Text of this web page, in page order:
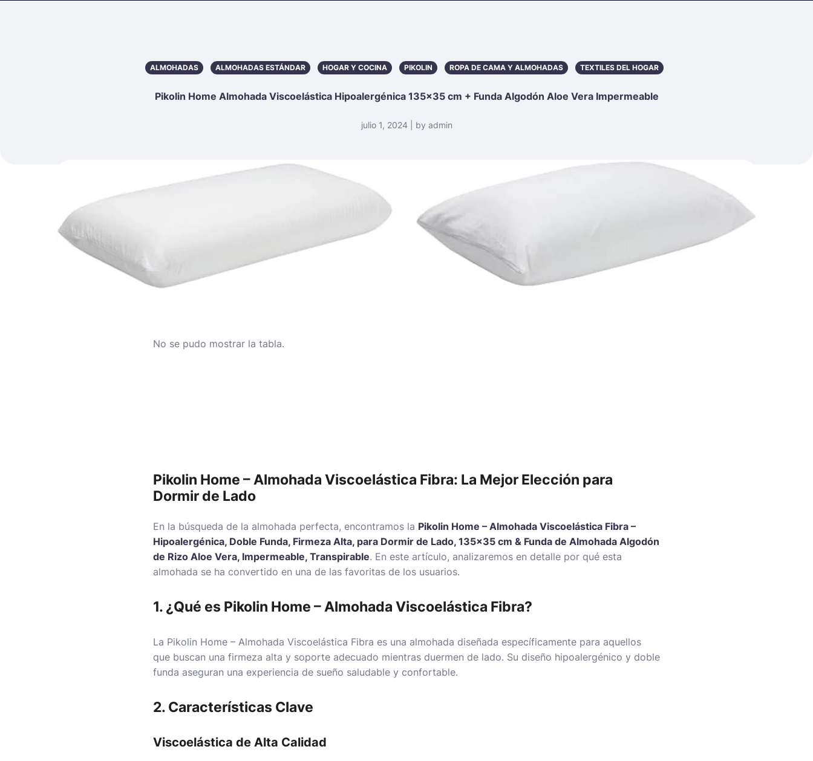
ALMOHADAS ALMOHADAS ESTÁNDAR HOGAR Y COCINA PIKOLIN ROPA DE CAMA Y ALMOHADAS TEXTILES DEL HOGAR
Pikolin Home Almohada Viscoelástica Hipoalergénica 135×35 cm + Funda Algodón Aloe Vera Impermeable
julio 1, 2024 | by admin
No se pudo mostrar la tabla.
Pikolin Home – Almohada Viscoelástica Fibra: La Mejor Elección para
Dormir de Lado
En la búsqueda de la almohada perfecta, encontramos la Pikolin Home – Almohada Viscoelástica Fibra –
Hipoalergénica, Doble Funda, Firmeza Alta, para Dormir de Lado, 135×35 cm & Funda de Almohada Algodón
de Rizo Aloe Vera, Impermeable, Transpirable. En este artículo, analizaremos en detalle por qué esta
almohada se ha convertido en una de las favoritas de los usuarios.
1. ¿Qué es Pikolin Home – Almohada Viscoelástica Fibra?
La Pikolin Home – Almohada Viscoelástica Fibra es una almohada diseñada específicamente para aquellos
que buscan una firmeza alta y soporte adecuado mientras duermen de lado. Su diseño hipoalergénico y doble
funda aseguran una experiencia de sueño saludable y confortable.
2. Características Clave
Viscoelástica de Alta Calidad